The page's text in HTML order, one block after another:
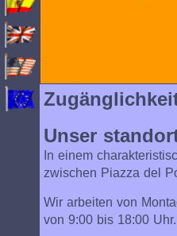
Unser
In einem
zwischen Piazza del
Wir arbeiten von
von 9:00 bis 18:00 Uhr.